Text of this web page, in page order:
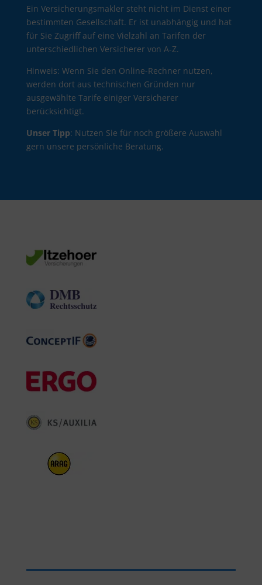
Ein Versicherungsmakler steht nicht im Dienst einer
bestimmten Gesellschaft. Er ist unabhängig und hat
für Sie Zugriff auf eine Vielzahl an Tarifen der
unterschiedlichen Versicherer von A-Z.
Hinweis: Wenn Sie den Online-Rechner nutzen,
werden dort aus technischen Gründen nur
ausgewählte Tarife einiger Versicherer
berücksichtigt.
Unser Tipp: Nutzen Sie für noch größere Auswahl
gern unsere persönliche Beratung.